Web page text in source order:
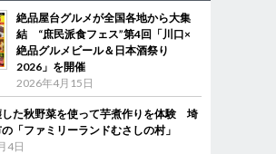
絶品屋台グルメが全国各地から大集
結 “庶民派食フェス”第4回「川口×
絶品グルメビール＆日本酒祭り
2026」を開催
2026年4月15日
した秋野菜を使って芋煮作りを体験 埼
「ファミリーランドむさしの村」
4日